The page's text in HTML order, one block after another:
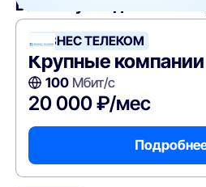
Вам могут подойти
БИЗНЕС ТЕЛЕКОМ
Крупные компании
100Мбит/с
20 000 ₽/мес